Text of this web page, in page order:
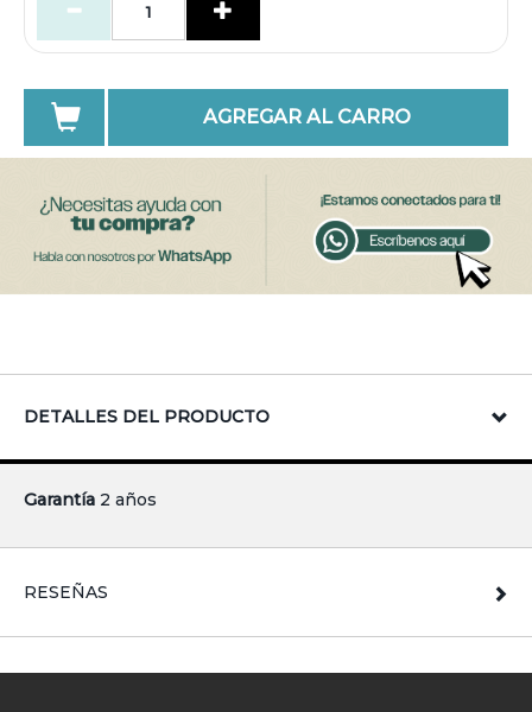
AGREGAR AL CARRO
DETALLES DEL PRODUCTO
Garantía 2 años
RESEÑAS